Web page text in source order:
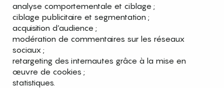
analyse comportementale et ciblage ;
ciblage publicitaire et segmentation ;
acquisition d’audience ;
modération de commentaires sur les réseaux
sociaux ;
retargeting des internautes grâce à la mise en
œuvre de cookies ;
statistiques.